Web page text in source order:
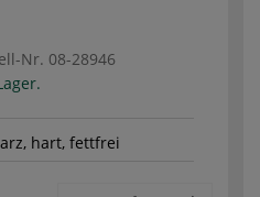
Nr. 08-28946
hart, fettfrei